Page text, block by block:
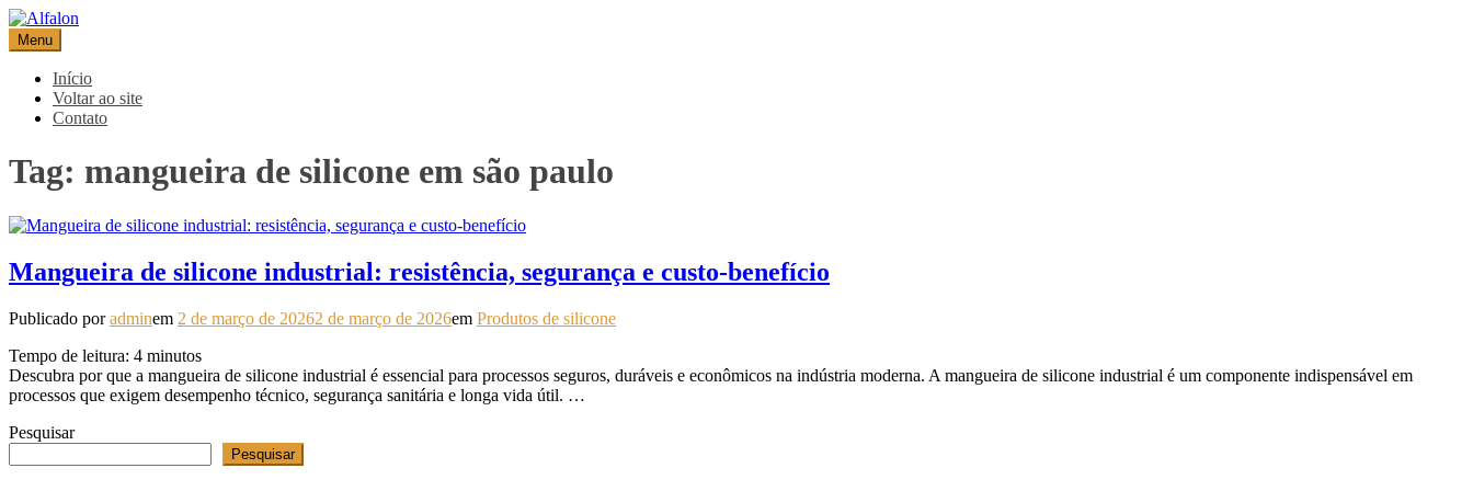
Pular
para
o
conteúdo
Alfalon
comércio e serviços pertinentes aos produtos de embalagens
Menu
Início
Voltar ao site
Contato
Tag: mangueira de silicone em são paulo
Mangueira de silicone industrial: resistência, segurança e custo-benefício
Publicado poradminem 2 de março de 20262 de março de 2026em Produtos de silicone
Tempo de leitura: 4 minutos
Descubra por que a mangueira de silicone industrial é essencial para processos seguros, duráveis e econômicos na indústria moderna. A mangueira de silicone industrial é um componente indispensável em
processos que exigem desempenho técnico, segurança sanitária e longa vida útil. …
Pesquisar
Pesquisar